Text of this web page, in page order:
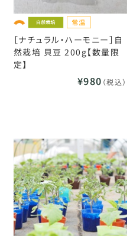
［ナチュラル・ハーモニー］自
然栽培 貝豆 200g【数量限
定】
¥980 （税込）